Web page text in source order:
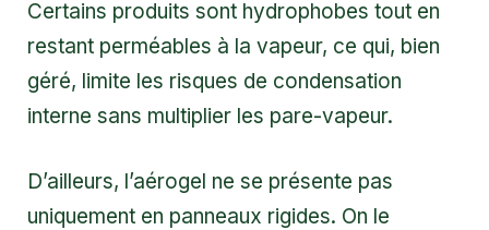
Certains produits sont hydrophobes tout en
restant perméables à la vapeur, ce qui, bien
géré, limite les risques de condensation
interne sans multiplier les pare-vapeur.
D’ailleurs, l’aérogel ne se présente pas
uniquement en panneaux rigides. On le